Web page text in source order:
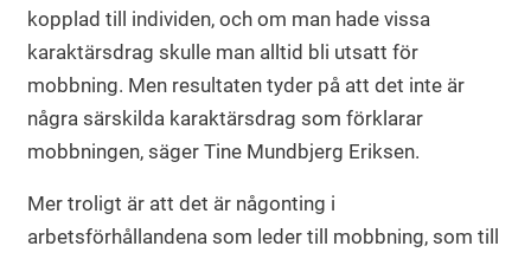
kopplad till individen, och om man hade vissa
karaktärsdrag skulle man alltid bli utsatt för
mobbning. Men resultaten tyder på att det inte är
några särskilda karaktärsdrag som förklarar
mobbningen, säger Tine Mundbjerg Eriksen.
Mer troligt är att det är någonting i
arbetsförhållandena som leder till mobbning, som till